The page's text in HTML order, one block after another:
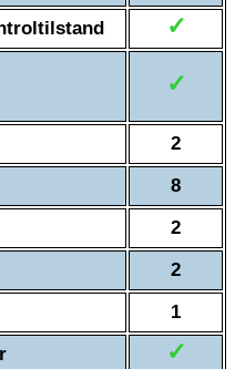
✓
✓
2
8
2
2
1
✓